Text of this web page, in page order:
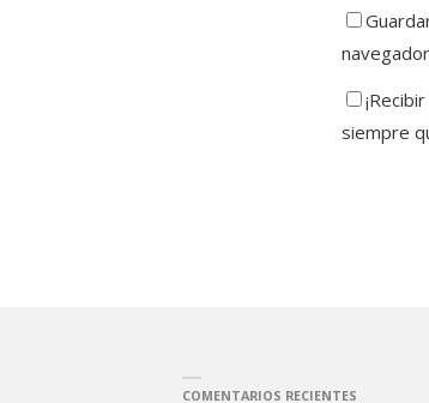
siempre
COMENTARIOS RECIENTES